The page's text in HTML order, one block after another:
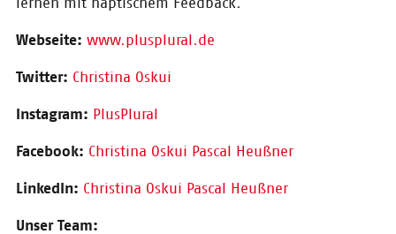
lernen mit haptischem Feedback.
Webseite: www.plusplural.de
Twitter: Christina Oskui
Instagram: PlusPlural
Facebook: Christina Oskui Pascal Heußner
LinkedIn: Christina Oskui Pascal Heußner
Unser Team: